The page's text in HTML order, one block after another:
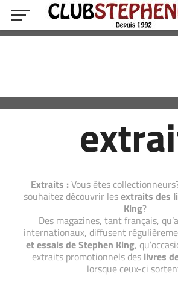
Extraits : Vous êtes
souhaitez découvrir lesextraits des
King?
Des magazines, tant français,
internationaux, diffusent
et essais de Stephen King,
extraits promotionnels des livres
lorsque ceux-ci